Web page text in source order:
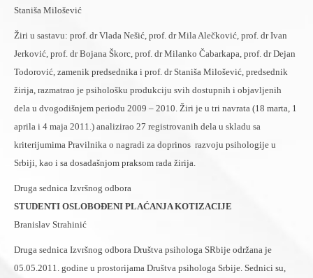
Staniša Milošević
Žiri u sastavu: prof. dr Vlada Nešić, prof. dr Mila Alečković, prof. dr Ivan
Jerković, prof. dr Bojana Škorc, prof. dr Milanko Čabarkapa, prof. dr Dejan
Todorović, zamenik predsednika i prof. dr Staniša Milošević, predsednik
žirija, razmatrao je psihološku produkciju svih dostupnih i objavljenih
dela u dvogodišnjem periodu 2009 – 2010. Žiri je u tri navrata (18 marta, 1
aprila i 4 maja 2011.) analizirao 27 registrovanih dela u skladu sa
kriterijumima Pravilnika o nagradi za doprinos razvoju psihologije u
Srbiji, kao i sa dosadašnjom praksom rada žirija.
Druga sednica Izvršnog odbora
STUDENTI OSLOBOĐENI PLAĆANJA KOTIZACIJE
Branislav Strahinić
Druga sednica Izvršnog odbora Društva psihologa SRbije održana je
05.05.2011. godine u prostorijama Društva psihologa Srbije. Sednici su,